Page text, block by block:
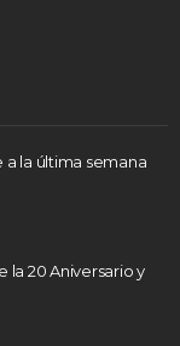
a la última semana
la 20 Aniversario y